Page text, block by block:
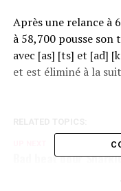
Après une relance à
à 58,700 pousse son
avec [as] [ts] et [ad]
et est éliminé à la
Bad beat pour